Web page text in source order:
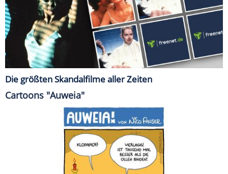
Die größten Skandalfilme aller Zeiten
Cartoons "Auweia"